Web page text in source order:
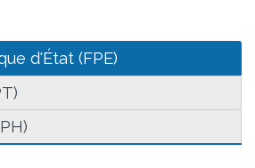
d'État (FPE)